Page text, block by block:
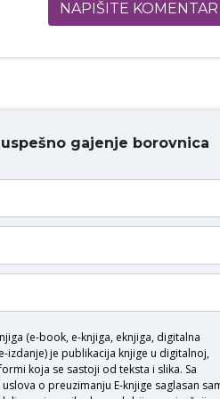
NAPIŠITE KOMENTAR
gajenje borovnica
(e-book, e-knjiga, eknjiga, digitalna
izdanje) je publikacija knjige u digitalnoj,
koja se sastoji od teksta i slika. Sa
o preuzimanju E-knjige saglasan